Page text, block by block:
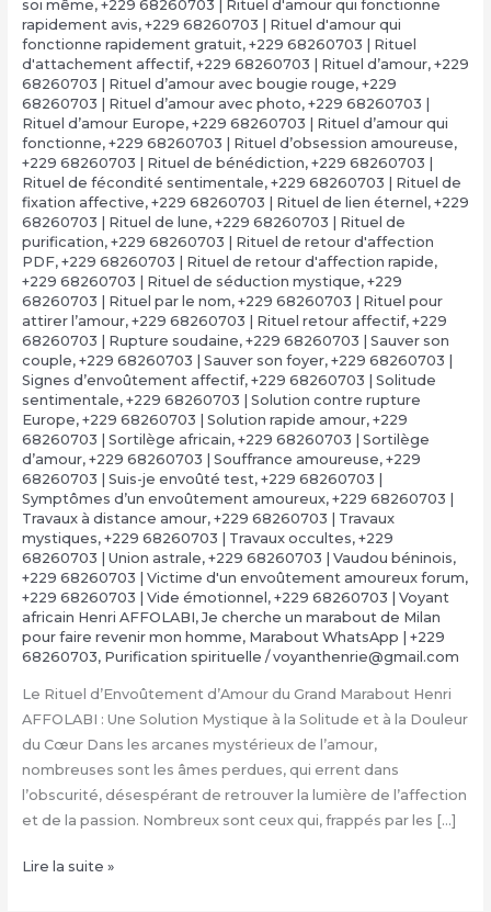
soi même, +229 68260703 | Rituel d'amour qui fonctionne
rapidement avis, +229 68260703 | Rituel d'amour qui
fonctionne rapidement gratuit, +229 68260703 | Rituel
d'attachement affectif, +229 68260703 | Rituel d’amour, +229
68260703 | Rituel d’amour avec bougie rouge, +229
68260703 | Rituel d’amour avec photo, +229 68260703 |
Rituel d’amour Europe, +229 68260703 | Rituel d’amour qui
fonctionne, +229 68260703 | Rituel d’obsession amoureuse,
+229 68260703 | Rituel de bénédiction, +229 68260703 |
Rituel de fécondité sentimentale, +229 68260703 | Rituel de
fixation affective, +229 68260703 | Rituel de lien éternel , +229
68260703 | Rituel de lune, +229 68260703 | Rituel de
purification, +229 68260703 | Rituel de retour d'affection
PDF, +229 68260703 | Rituel de retour d'affection rapide,
+229 68260703 | Rituel de séduction mystique, +229
68260703 | Rituel par le nom, +229 68260703 | Rituel pour
attirer l’amour, +229 68260703 | Rituel retour affectif, +229
68260703 | Rupture soudaine, +229 68260703 | Sauver son
couple, +229 68260703 | Sauver son foyer, +229 68260703 |
Signes d’envoûtement affectif, +229 68260703 | Solitude
sentimentale, +229 68260703 | Solution contre rupture
Europe, +229 68260703 | Solution rapide amour, +229
68260703 | Sortilège africain, +229 68260703 | Sortilège
d’amour, +229 68260703 | Souffrance amoureuse, +229
68260703 | Suis-je envoûté test, +229 68260703 |
Symptômes d’un envoûtement amoureux, +229 68260703 |
Travaux à distance amour, +229 68260703 | Travaux
mystiques, +229 68260703 | Travaux occultes, +229
68260703 | Union astrale, +229 68260703 | Vaudou béninois,
+229 68260703 | Victime d'un envoûtement amoureux forum,
+229 68260703 | Vide émotionnel , +229 68260703 | Voyant
africain Henri AFFOLABI, Je cherche un marabout de Milan
pour faire revenir mon homme, Marabout WhatsApp | +229
68260703, Purification spirituelle /voyanthenrie@gmail.com
Le Rituel d’Envoûtement d’Amour du Grand Marabout Henri
AFFOLABI : Une Solution Mystique à la Solitude et à la Douleur
du Cœur Dans les arcanes mystérieux de l’amour,
nombreuses sont les âmes perdues, qui errent dans
l’obscurité, désespérant de retrouver la lumière de l’affection
et de la passion. Nombreux sont ceux qui, frappés par les […]
Rituel
Lire la suite »